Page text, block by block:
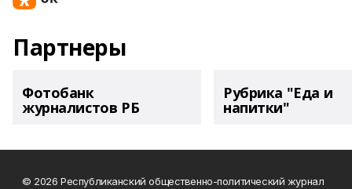
Партнеры
Фотобанк
журналистов РБ
Рубрика "Еда и
напитки"
© 2026 Республиканский общественно-политический журнал